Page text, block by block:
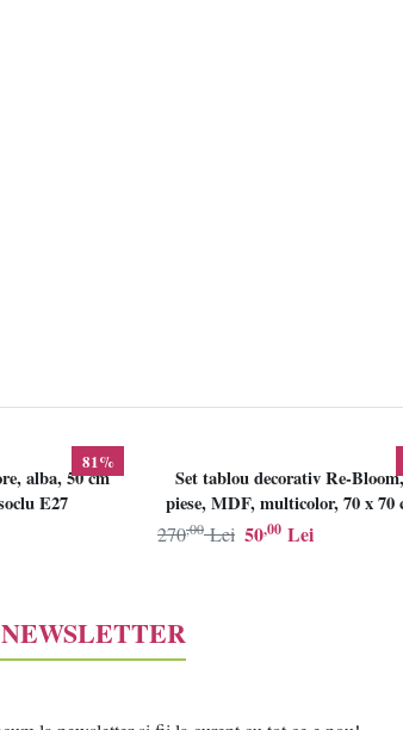
81%
alba, 50 cm
E27
Set tablou decorativ Re-
piese, MDF, multicolor, 70 x 70
Resigilat, Grad B
50,00 Lei
270,00 Lei